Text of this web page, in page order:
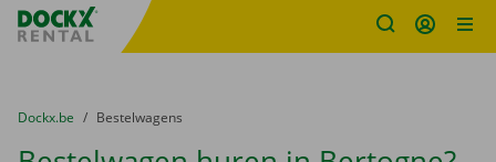
Fratello DEMO
U bevindt zich hier:
van
Dockx.be naar
Bestelwagens